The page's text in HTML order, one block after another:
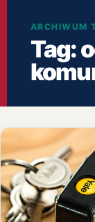
ARCHIWUM
Tag: